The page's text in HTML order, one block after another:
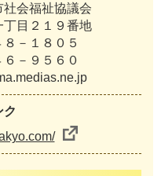
会福祉協議会
目２１９番地
－１８０５
－９５６０
ク